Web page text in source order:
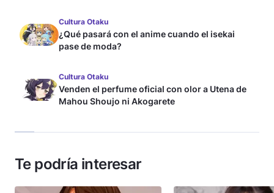
Cultura Otaku
¿Qué pasará con el anime cuando el isekai
pase de moda?
Cultura Otaku
Venden el perfume oficial con olor a Utena de
Mahou Shoujo ni Akogarete
Te podría interesar